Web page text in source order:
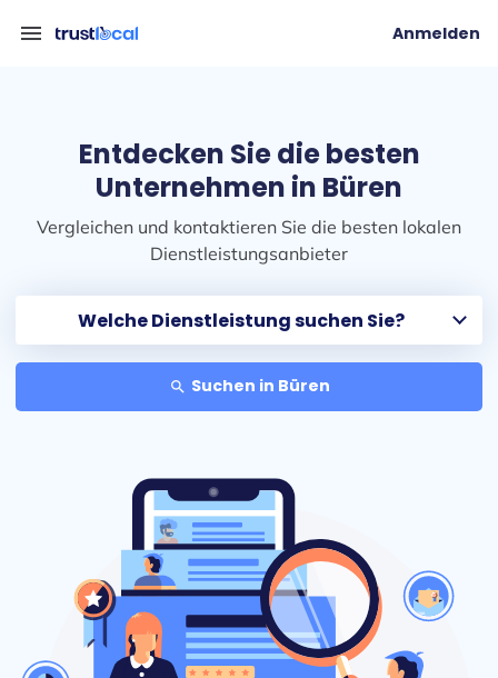
menu Anmelden
Entdecken Sie die besten
Unternehmen in Büren
Vergleichen und kontaktieren Sie die besten lokalen
Dienstleistungsanbieter
search Suchen in Büren